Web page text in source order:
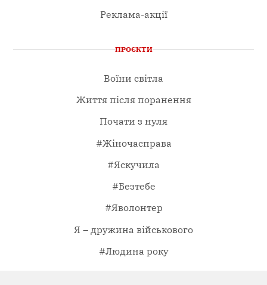
Реклама-акції
ПРОЄКТИ
Воїни світла
Життя після поранення
Почати з нуля
#Жіночасправа
#Яскучила
#Безтебе
#Яволонтер
Я – дружина військового
#Людина року